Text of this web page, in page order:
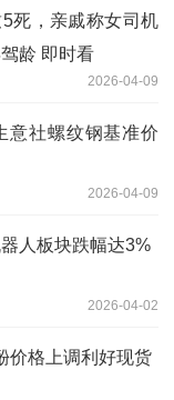
死，亲戚称女司机
龄 即时看
2026-04-09
意社螺纹钢基准价
2026-04-09
人板块跌幅达3%
2026-04-02
价格上调利好现货